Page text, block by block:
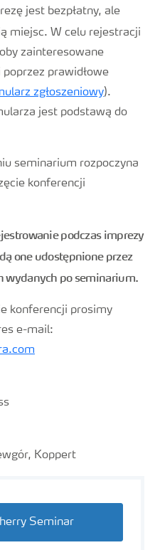
jest bezpłatny, ale
miejsc. W celu rejestracji
zainteresowane
prawidłowe
zgłoszeniowy).
jest podstawą do
seminarium rozpoczyna
konferencji
podczas imprezy
one udostępnione przez
wydanych po seminarium.
konferencji prosimy
e-mail:
Koppert
Seminar